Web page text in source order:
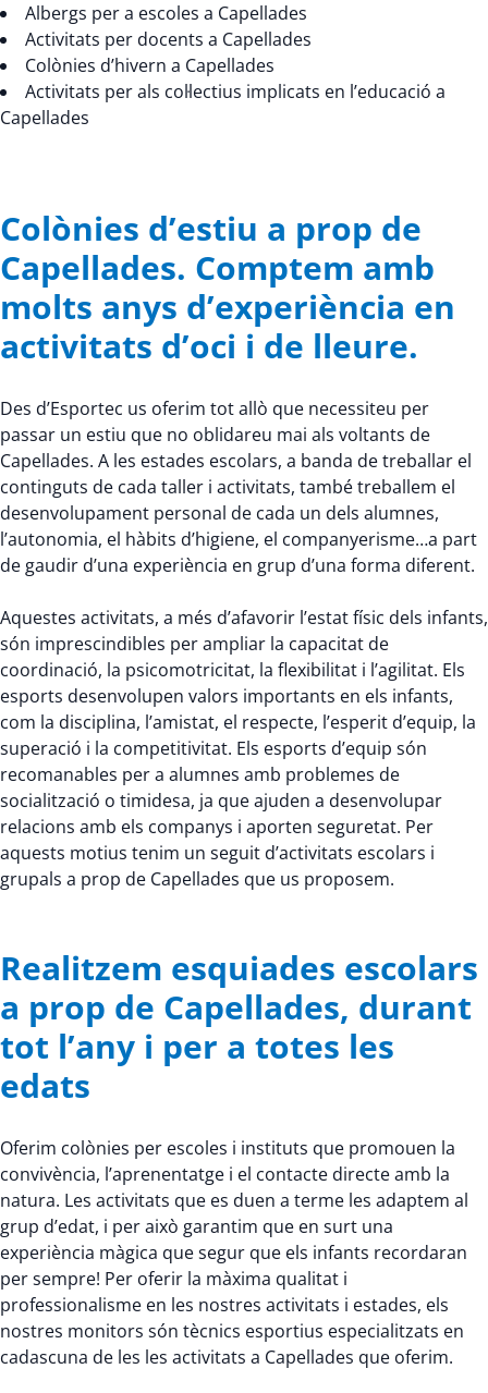
Albergs per a escoles a Capellades
Activitats per docents a Capellades
Colònies d’hivern a Capellades
Activitats per als col·lectius implicats en l’educació a
Capellades
Colònies d’estiu a prop de
Capellades. Comptem amb
molts anys d’experiència en
activitats d’oci i de lleure.
Des d’Esportec us oferim tot allò que necessiteu per
passar un estiu que no oblidareu mai als voltants de
Capellades. A les estades escolars, a banda de treballar el
continguts de cada taller i activitats, també treballem el
desenvolupament personal de cada un dels alumnes,
l’autonomia, el hàbits d’higiene, el companyerisme…a part
de gaudir d’una experiència en grup d’una forma diferent.
Aquestes activitats, a més d’afavorir l’estat físic dels infants,
són imprescindibles per ampliar la capacitat de
coordinació, la psicomotricitat, la flexibilitat i l’agilitat. Els
esports desenvolupen valors importants en els infants,
com la disciplina, l’amistat, el respecte, l’esperit d’equip, la
superació i la competitivitat. Els esports d’equip són
recomanables per a alumnes amb problemes de
socialització o timidesa, ja que ajuden a desenvolupar
relacions amb els companys i aporten seguretat. Per
aquests motius tenim un seguit d’activitats escolars i
grupals a prop de Capellades que us proposem.
Realitzem esquiades escolars
a prop de Capellades, durant
tot l’any i per a totes les
edats
Oferim colònies per escoles i instituts que promouen la
convivència, l’aprenentatge i el contacte directe amb la
natura. Les activitats que es duen a terme les adaptem al
grup d’edat, i per això garantim que en surt una
experiència màgica que segur que els infants recordaran
per sempre! Per oferir la màxima qualitat i
professionalisme en les nostres activitats i estades, els
nostres monitors són tècnics esportius especialitzats en
cadascuna de les les activitats a Capellades que oferim.